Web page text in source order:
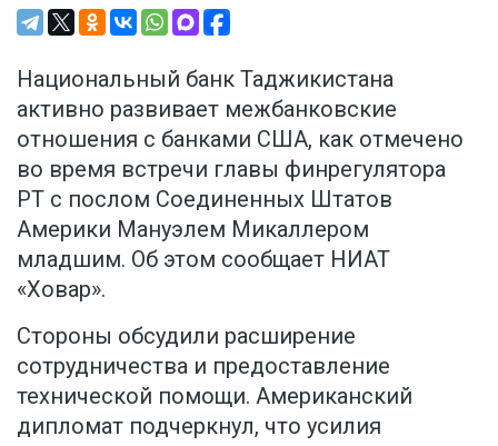
Национальный банк Таджикистана
активно развивает межбанковские
отношения с банками США, как отмечено
во время встречи главы финрегулятора
РТ с послом Соединенных Штатов
Америки Мануэлем Микаллером
младшим. Об этом сообщает НИАТ
«Ховар».
Стороны обсудили расширение
сотрудничества и предоставление
технической помощи. Американский
дипломат подчеркнул, что усилия